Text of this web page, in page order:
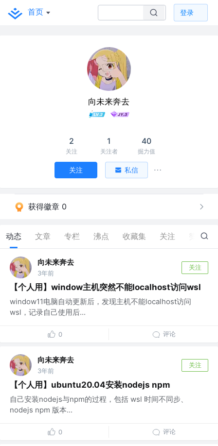
首页 登录
向未来奔去
2
关注
1
关注者
40
掘力值
关注 私信
获得徽章 0
动态 文章 专栏 沸点 收藏集 关注 9
向未来奔去
3年前
关注
【个人用】window主机突然不能localhost访问wsl
window11电脑自动更新后，发现主机不能localhost访问
wsl，记录自己使用后...
0 评论
向未来奔去
3年前
关注
【个人用】ubuntu20.04安装nodejs npm
自己安装nodejs与npm的过程，包括 wsl 时间不同步、
nodejs npm 版本...
0 评论